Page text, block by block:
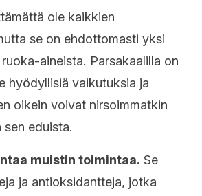
ole kaikkien
se on ehdottomasti yksi
aineista. Parsakaalilla on
hyödyllisiä vaikutuksia ja
oikein voivat nirsoimmatkin
eduista.
muistin toimintaa. Se
ja antioksidantteja, jotka